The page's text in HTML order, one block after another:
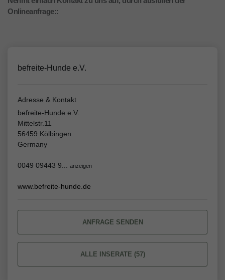
Onlineanfrage::
befreite-Hunde e.V.
Adresse & Kontakt
befreite-Hunde e.V.
Mittelstr.11
56459 Kölbingen
Germany
0049 09443 9... anzeigen
www.befreite-hunde.de
ANFRAGE SENDEN
ALLE INSERATE (57)